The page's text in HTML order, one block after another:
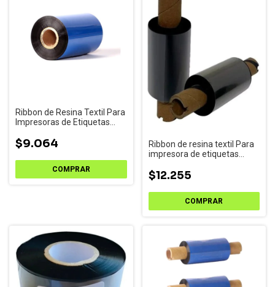
Ribbon de Resina Textil Para
Impresoras de Etiquetas
$9.064
Ribbon de resina textil Para
impresora de etiquetas
$12.255